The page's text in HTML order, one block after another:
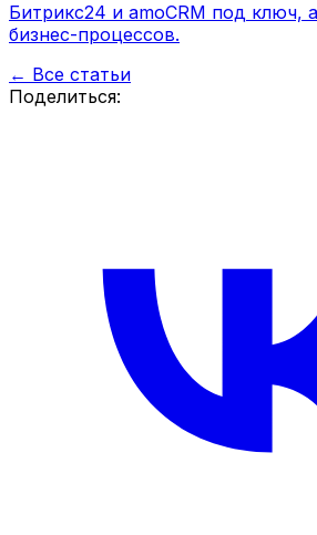
Битрикс24 и amoCRM под ключ,
бизнес-процессов.
← Все статьи
Поделиться: